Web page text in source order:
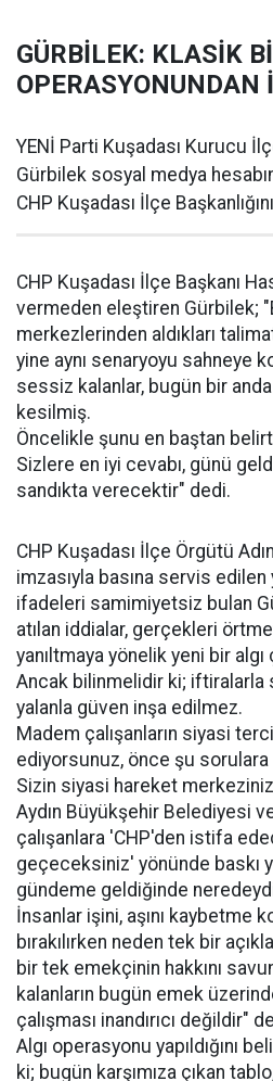
GÜRBİLEK: KLASİK
OPERASYONUNDAN
YENİ Parti Kuşadası Kurucu
Gürbilek sosyal medya
CHP Kuşadası İlçe
CHP Kuşadası İlçe Başkanı
vermeden eleştiren Gürbilek;
merkezlerinden aldıkları
yine aynı senaryoyu sahneye
sessiz kalanlar, bugün bir
kesilmiş.
Öncelikle şunu en baştan
Sizlere en iyi cevabı, günü
sandıkta verecektir" dedi.
CHP Kuşadası İlçe Örgütü
imzasıyla basına servis edilen
ifadeleri samimiyetsiz bulan
atılan iddialar, gerçekleri
yanıltmaya yönelik yeni bir
Ancak bilinmelidir ki; iftiralarla
yalanla güven inşa edilmez.
Madem çalışanların siyasi
ediyorsunuz, önce şu
Sizin siyasi hareket
Aydın Büyükşehir Belediyesi
çalışanlara 'CHP'den istifa
geçeceksiniz' yönünde baskı
gündeme geldiğinde
İnsanlar işini, aşını kaybetme
bırakılırken neden tek bir
bir tek emekçinin hakkını
kalanların bugün emek
çalışması inandırıcı değildir"
Algı operasyonu yapıldığını
ki; bugün karşımıza çıkan